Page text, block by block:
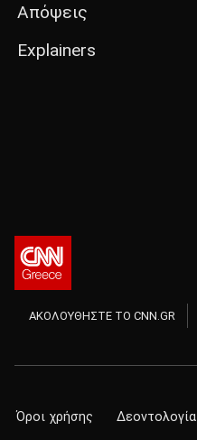
Απόψεις
Explainers
ΑΚΟΛΟΥΘΗΣΤΕ ΤΟ CNN.GR
Όροι χρήσης Δεοντολογία